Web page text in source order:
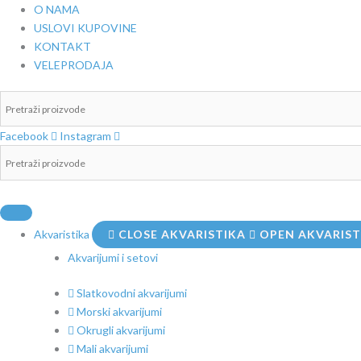
Pređi
sadržaj
O NAMA
USLOVI KUPOVINE
KONTAKT
VELEPRODAJA
Facebook Instagram
Akvaristika CLOSE AKVARISTIKA
OPEN
Akvarijumi i setovi
Slatkovodni akvarijumi
Morski akvarijumi
Okrugli akvarijumi
Mali akvarijumi